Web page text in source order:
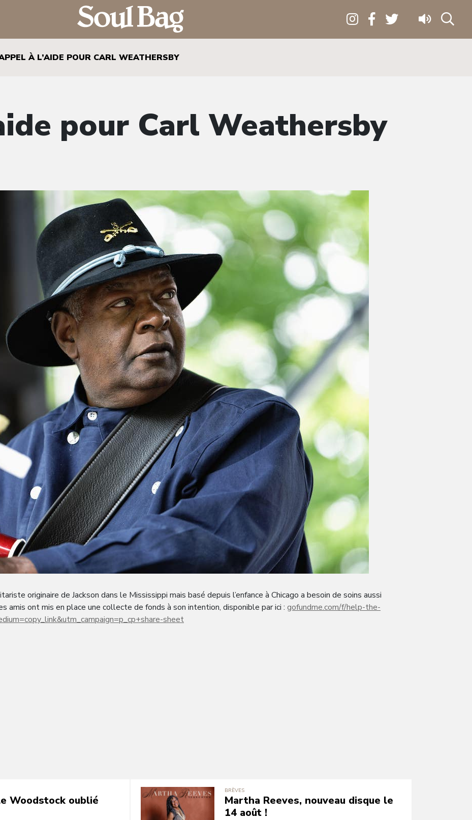
À L’AIDE POUR CARL WEATHERSBY
pour Carl Weathersby
originaire de Jackson dans le Mississippi mais basé depuis l’enfance à Chicago a besoin de soins aussi
amis ont mis en place une collecte de fonds à son intention, disponible par ici : gofundme.com/f/help-the-
sheet
Woodstock oublié
BRÈVES
Martha Reeves, nouveau disque le
14 août !